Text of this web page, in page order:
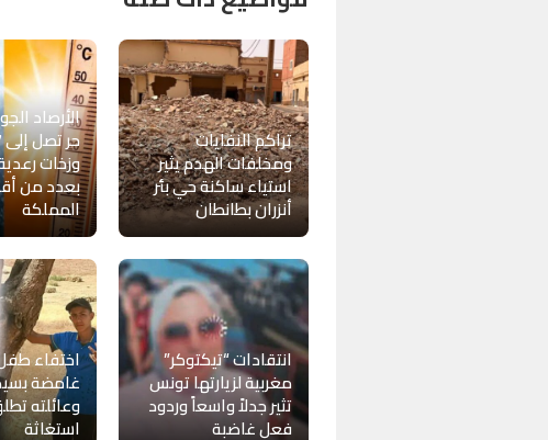
تراكم النفايات
ومخلفات الهدم يثير
استياء ساكنة حي بئر
أنزران بطانطان
الأرصاد
وزخات
بعدد من
المملكة
انتقادات “تيكتوكر”
مغربية لزيارتها تونس
تثير جدلاً واسعاً وردود
فعل غاضبة
اختفاء
غامضة
وعائلته
استغاثة